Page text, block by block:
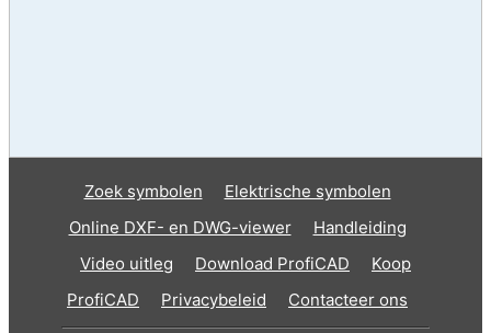
Zoek symbolen
Elektrische symbolen
Online DXF- en DWG-viewer
Handleiding
Video uitleg
Download ProfiCAD
Koop
ProfiCAD
Privacybeleid Contacteer ons